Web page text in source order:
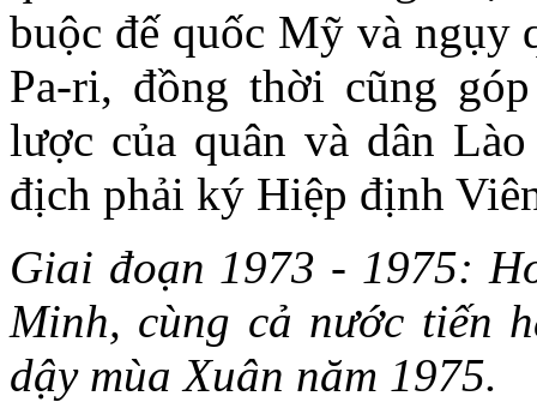
buộc đế quốc Mỹ và ngụy
Pa-ri, đồng thời cũng
lược của quân và dân
địch phải ký Hiệp định
Giai đoạn 1973 - 1975:
Minh, cùng cả nước tiến
dậy mùa Xuân năm 1975.